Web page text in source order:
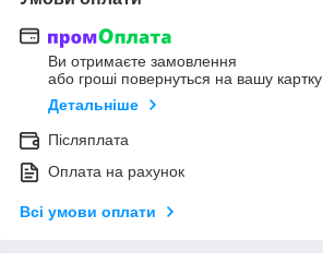
Ви отримаєте замовлення
або гроші повернуться на вашу картку
Детальніше
Післяплата
Оплата на рахунок
Всі умови оплати